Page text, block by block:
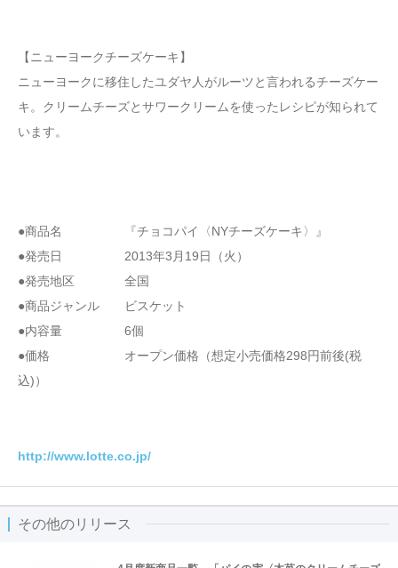
【ニューヨークチーズケーキ】
ニューヨークに移住したユダヤ人がルーツと言われるチーズケー
キ。クリームチーズとサワークリームを使ったレシピが知られて
います。
●商品名 『チョコパイ〈NYチーズケーキ〉』
●発売日 2013年3月19日（火）
●発売地区 全国
●商品ジャンル ビスケット
●内容量 6個
●価格 オープン価格（想定小売価格298円前後(税
込)）
http://www.lotte.co.jp/
その他のリリース